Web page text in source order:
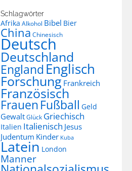
Schlagwörter
Afrika Alkohol Bibel Bier
China Chinesisch
Deutsch
Deutschland
EnglandEnglisch
Forschung Frankreich
Französisch
FrauenFußball Geld
GewaltGlück Griechisch
Italien Italienisch Jesus
Judentum Kinder Kuba
Latein London
Manner